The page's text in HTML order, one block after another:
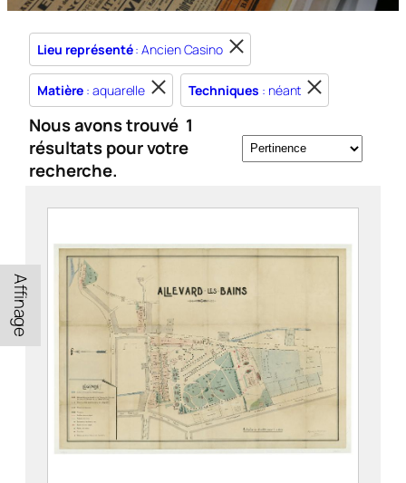
Lieu représenté: Ancien Casino
Matière : aquarelle Techniques : néant
Nous avons trouvé 1
résultats pour votre
recherche.
Affinage